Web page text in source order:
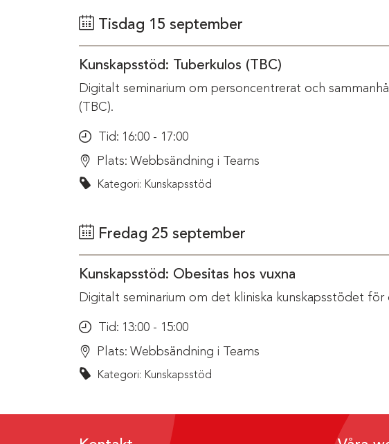
Tisdag 15 september
Kunskapsstöd: Tuberkulos (TBC)
Digitalt seminarium om personcentrerat och
(TBC).
Tid: 16:00 - 17:00
Plats: Webbsändning i Teams
Kategori: Kunskapsstöd
Fredag 25 september
Kunskapsstöd: Obesitas hos vuxna
Digitalt seminarium om det kliniska kunskapsstödet för
Tid: 13:00 - 15:00
Plats: Webbsändning i Teams
Kategori: Kunskapsstöd